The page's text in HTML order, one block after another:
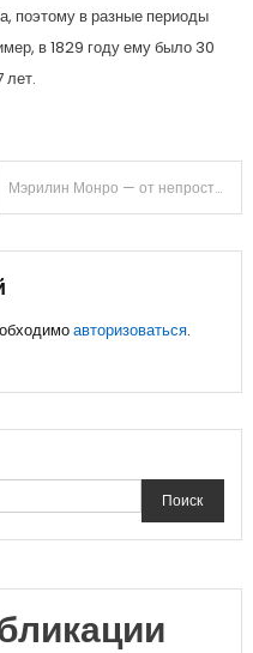
поэтому в разные периоды
в 1829 году ему было 30
лет.
Мэрилин Монро — от непростого детства до славы и трагической гибели — история жизни и карьеры неповторимой актрисы
авторизоваться.
Поиск